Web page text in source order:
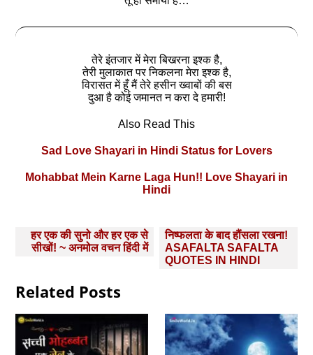
तेरे इंतजार में मेरा बिखरना इश्‍क है,
तेरी मुलाकात पर निकलना मेरा इश्‍क है,
विरासत में हूँ मैं तेरे हसीन ख्‍वाबों की बस
दुआ है कोई जमानत न करा दे हमारी!
Also Read This
Sad Love Shayari in Hindi Status for Lovers
Mohabbat Mein Karne Laga Hun!! Love Shayari in
Hindi
Post
navigation
हर एक की सुनो और हर एक से
सीखों! ~ अनमोल वचन हिंदी में
निष्फलता के बाद हौंसला रखना!
ASAFALTA SAFALTA
QUOTES IN HINDI
Related Posts